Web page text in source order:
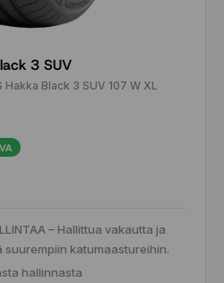
3 SUV
Black 3 SUV 107 W XL
– Hallittua vakautta ja
katumaastureihin.
hallinnasta